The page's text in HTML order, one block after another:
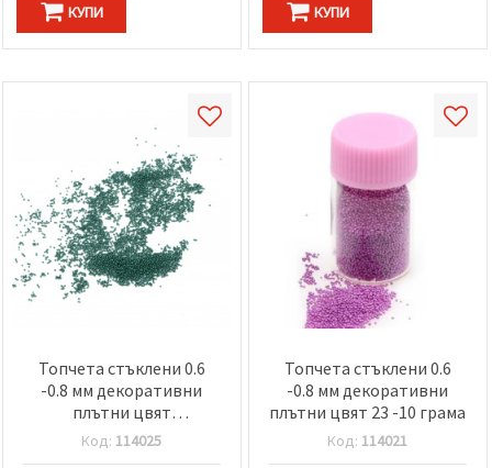
КУПИ КУПИ
Топчета стъклени 0.6
-0.8 мм декоративни
плътни цвят
изумруденозелен -10
грама
Код: 114025
Топчета стъклени 0.6
-0.8 мм декоративни
плътни цвят 23 -10 грама
Код: 114021